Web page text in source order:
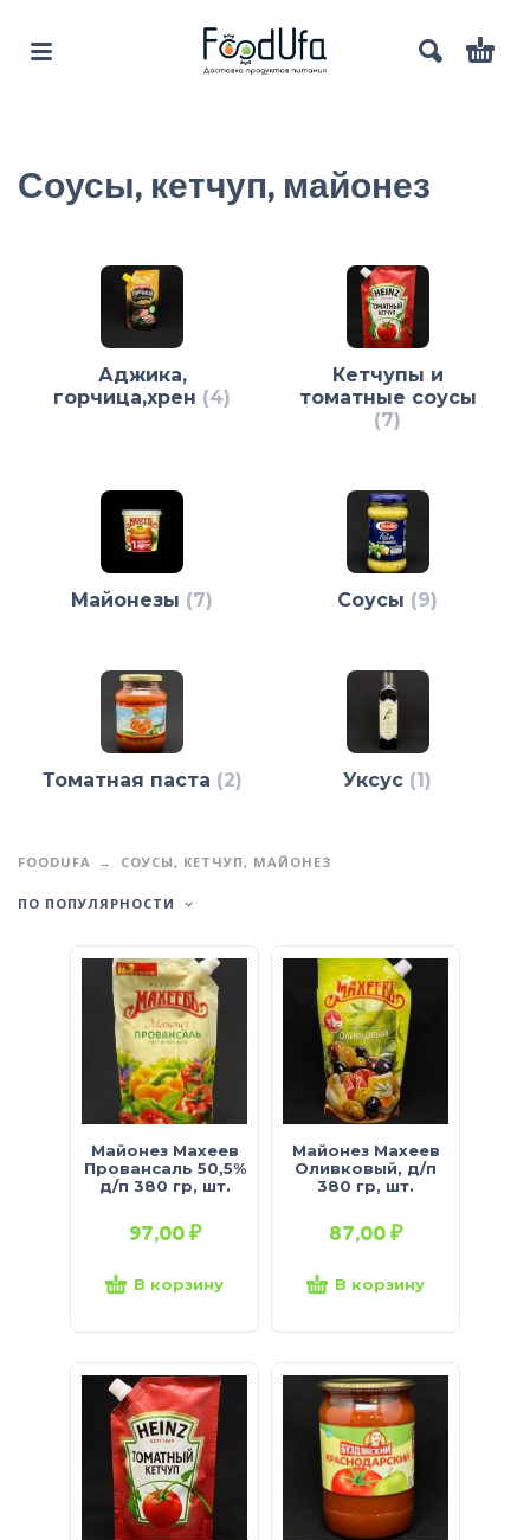
Соусы, кетчуп, майонез
Аджика,
горчица,хрен (4)
Кетчупы и
томатные соусы
(7)
Майонезы (7) Соусы (9)
Томатная паста (2) Уксус (1)
FOODUFA СОУСЫ, КЕТЧУП, МАЙОНЕЗ
ПО ПОПУЛЯРНОСТИ
Майонез Махеев
Провансаль 50,5%
д/п 380 гр, шт.
97,00₽
В корзину
Майонез Махеев
Оливковый, д/п
380 гр, шт.
87,00₽
В корзину